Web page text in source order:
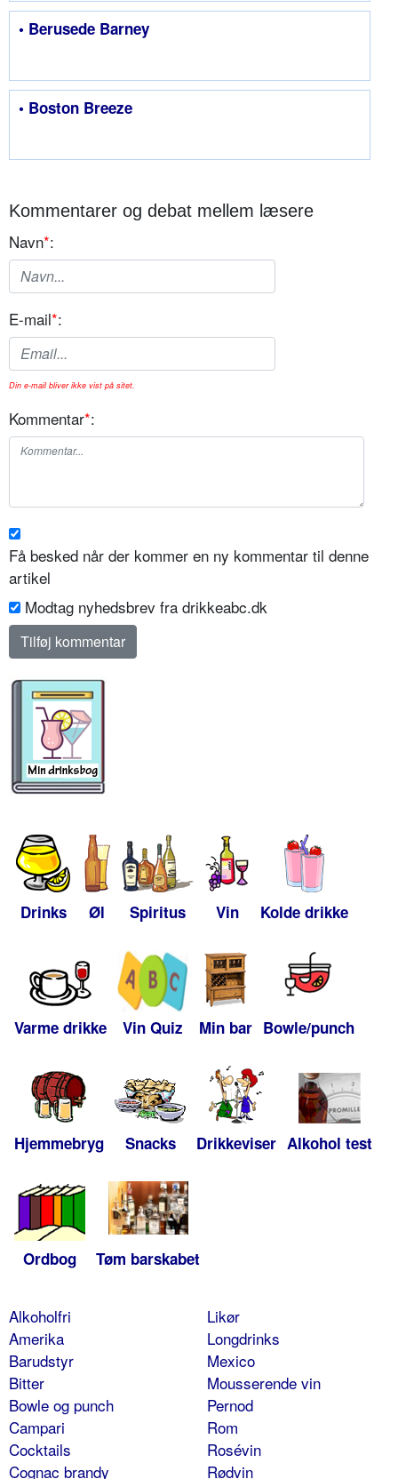
• Berusede Barney
• Boston Breeze
Kommentarer og debat mellem læsere
Navn*:
E-mail*:
Din e-mail bliver ikke vist på sitet.
Kommentar*:
Få besked når der kommer en ny kommentar til denne
artikel
Modtag nyhedsbrev fra drikkeabc.dk
Drinks Øl Spiritus Vin Kolde drikke
Varme drikke Vin Quiz Min bar Bowle/punch
Hjemmebryg Snacks Drikkeviser Alkohol test
Ordbog Tøm barskabet
Alkoholfri
Amerika
Barudstyr
Bitter
Bowle og punch
Campari
Cocktails
Cognac brandy
Likør
Longdrinks
Mexico
Mousserende vin
Pernod
Rom
Rosévin
Rødvin